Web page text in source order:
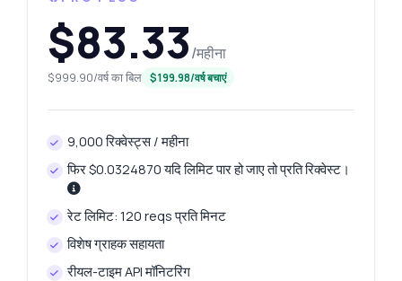
$83.33/महीना
$999.90/वर्ष का बिल $199.98/वर्ष बचाएं
9,000 रिक्वेस्ट्स / महीना
फिर $0.0324870 यदि लिमिट पार हो जाए तो प्रति रिक्वेस्ट।
रेट लिमिट: 120 reqs प्रति मिनट
विशेष ग्राहक सहायता
रीयल-टाइम API मॉनिटरिंग